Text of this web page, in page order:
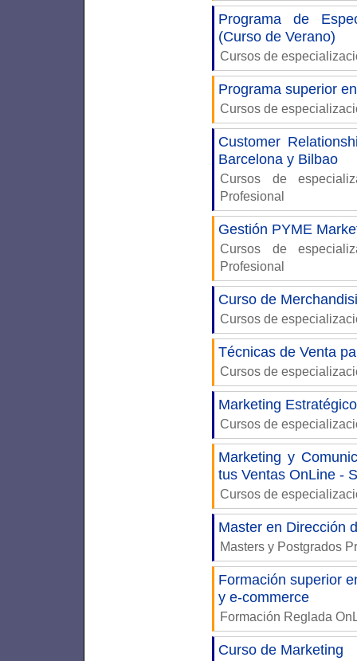
Programa de
(Curso de Verano)
Cursos de
Programa superior
Cursos de
Customer
Barcelona y Bilbao
Cursos de
Profesional
Gestión PYME
Cursos de
Profesional
Curso de
Cursos de
Técnicas de Venta
Cursos de
Marketing
Cursos de
Marketing y
tus Ventas OnLine -
Cursos de
Master en Dirección
Masters y Postgrados
Formación superior
y e-commerce
Formación Reglada
Curso de Marketing